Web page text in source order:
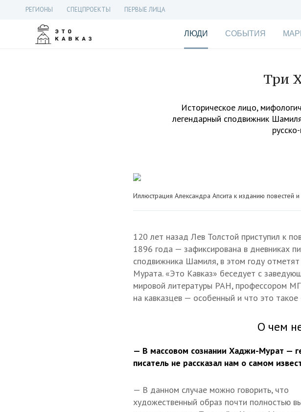
РЕГИОНЫ СПЕЦПРОЕКТЫ ПЕРВЫЕ ЛИЦА
ЛЮДИ СОБЫТИЯ
Три
Историческое лицо,
легендарный сподвижник
Иллюстрация Александра Апсита к изданию повестей
120 лет назад Лев Толстой приступил к
1896 года — зафиксирована в дневниках
сподвижника Шамиля, в этом году
Мурата. «Это Кавказ» беседует с
мировой литературы РАН, профессором
на кавказцев — особенный и что это
О чем
— В массовом сознании Хаджи-Мурат —
писатель не рассказал нам о самом
— В данном случае можно говорить, что
художественный образ почти полностью